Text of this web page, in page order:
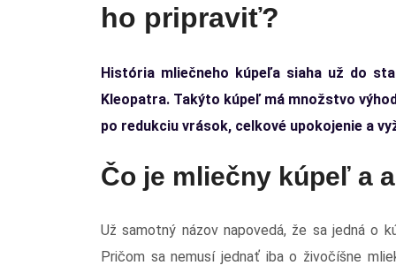
ho pripraviť?
História mliečneho kúpeľa siaha už do
Kleopatra. Takýto kúpeľ má množstvo
po redukciu vrások, celkové upokojenie a
Čo je mliečny kúpeľ a
Už samotný názov napovedá, že sa jedná o
Pričom sa nemusí jednať iba o živočíšne